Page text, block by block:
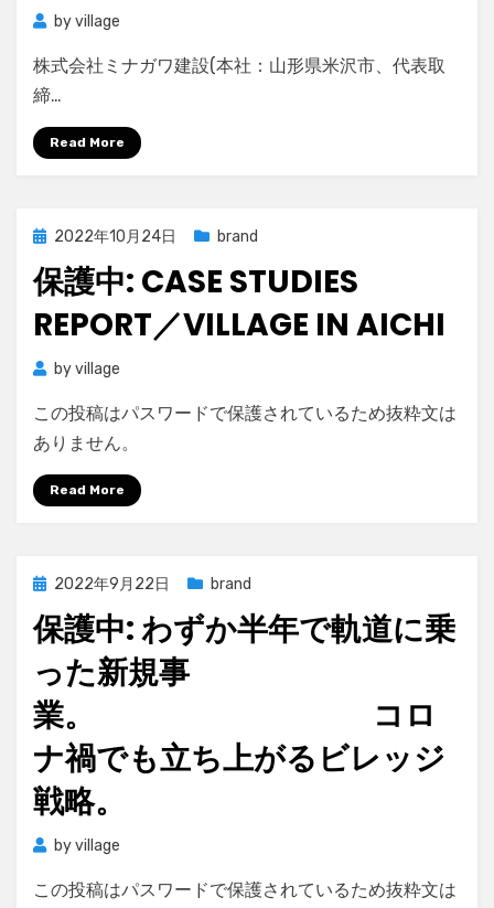
byvillage
株式会社ミナガワ建設(本社：山形県米沢市、代表取
締…
Read More
Posted
2022年10月24日 brand
保護中: CASE STUDIES
REPORT／VILLAGE IN AICHI
byvillage
この投稿はパスワードで保護されているため抜粋文は
ありません。
Read More
Posted
2022年9月22日 brand
保護中: わずか半年で軌道に乗
った新規事
業。 コロ
ナ禍でも立ち上がるビレッジ
戦略。
byvillage
この投稿はパスワードで保護されているため抜粋文は